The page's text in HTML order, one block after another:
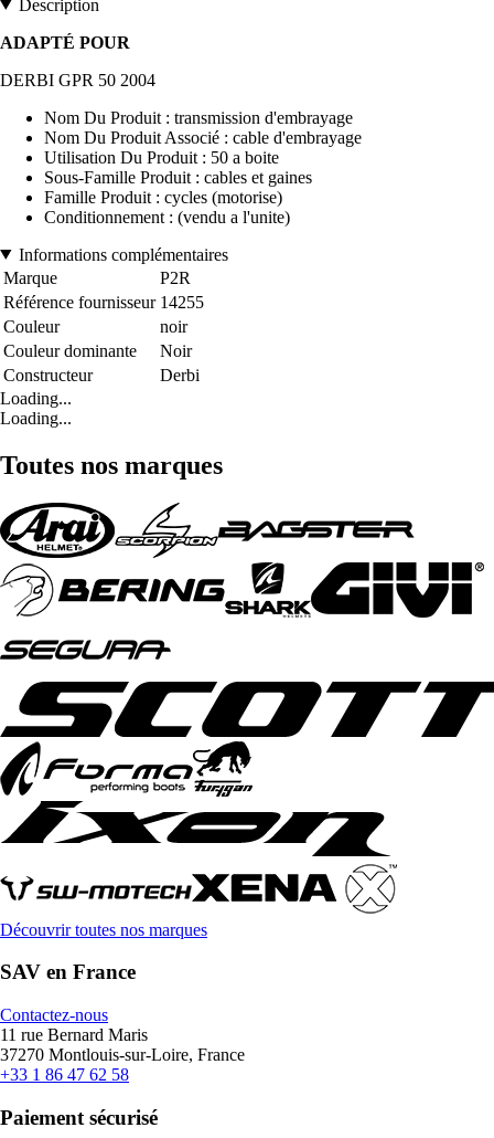
Description
ADAPTÉ POUR
DERBI GPR 50 2004
Nom Du Produit : transmission d'embrayage
Nom Du Produit Associé : cable d'embrayage
Utilisation Du Produit : 50 a boite
Sous-Famille Produit : cables et gaines
Famille Produit : cycles (motorise)
Conditionnement : (vendu a l'unite)
Informations complémentaires
Marque
P2R
Référence fournisseur 14255
Couleur
noir
Couleur dominante
Noir
Constructeur
Derbi
Loading...
Loading...
Toutes nos marques
Découvrir toutes nos marques
SAV en France
Contactez-nous
11 rue Bernard Maris
37270 Montlouis-sur-Loire, France
+33 1 86 47 62 58
Paiement sécurisé